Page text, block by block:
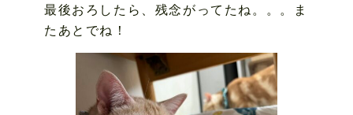
最後おろしたら、残念がってたね。。。ま
たあとでね！